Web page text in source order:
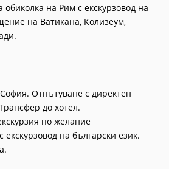
на Рим с екскурзовод на
на Ватикана, Колизеум,
Отпътуване с директен
до хотел.
по желание
на български език.